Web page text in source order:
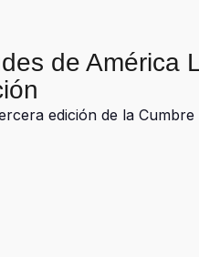
de América
edición de la